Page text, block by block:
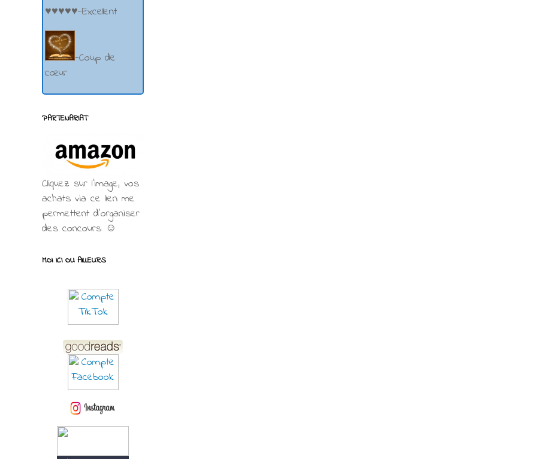
♥♥♥♥♥-Excellent
-Coup de
cœur
PARTENARIAT
Cliquez sur l'image, vos
achats via ce lien me
permettent d’organiser
des concours ☺
MOI ICI OU AILLEURS